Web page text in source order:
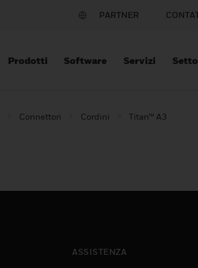
PARTNER
Prodotti Software Servizi
Connettori Cordini Titan™ A3
ASSISTENZA